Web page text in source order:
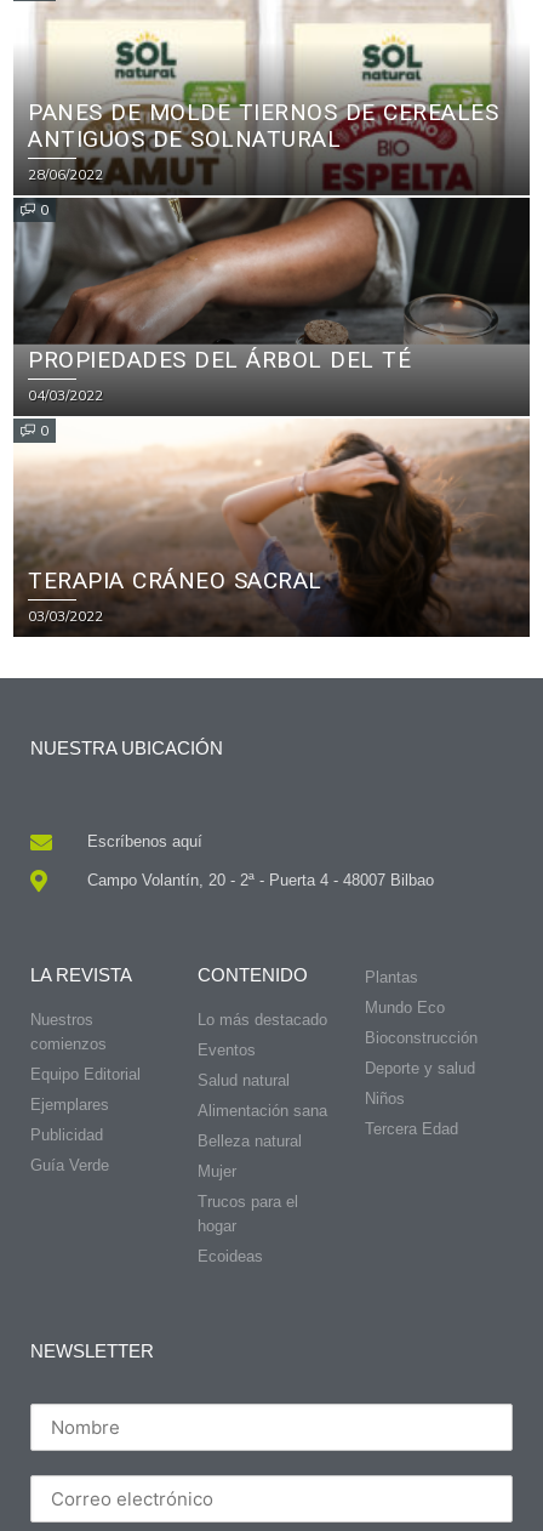
PANES DE MOLDE TIERNOS DE CEREALES
ANTIGUOS DE SOLNATURAL
28/06/2022
0
PROPIEDADES DEL ÁRBOL DEL TÉ
04/03/2022
0
TERAPIA CRÁNEO SACRAL
03/03/2022
NUESTRA UBICACIÓN
Escríbenos aquí
Campo Volantín, 20 - 2ª - Puerta 4 - 48007 Bilbao
LA REVISTA
Nuestros
comienzos
Equipo Editorial
Ejemplares
Publicidad
Guía Verde
CONTENIDO
Lo más destacado
Eventos
Salud natural
Alimentación sana
Belleza natural
Mujer
Trucos para el
hogar
Ecoideas
Plantas
Mundo Eco
Bioconstrucción
Deporte y salud
Niños
Tercera Edad
NEWSLETTER